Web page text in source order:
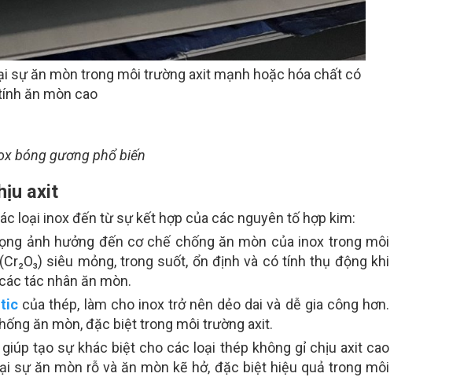
sự ăn mòn trong môi trường axit mạnh hoặc hóa chất có
ăn mòn cao
bóng gương phổ biến
axit
loại inox đến từ sự kết hợp của các nguyên tố hợp kim:
ảnh hưởng đến cơ chế chống ăn mòn của inox trong môi
siêu mỏng, trong suốt, ổn định và có tính thụ động khi
tác nhân ăn mòn.
của thép, làm cho inox trở nên dẻo dai và dễ gia công hơn.
ăn mòn, đặc biệt trong môi trường axit.
tạo sự khác biệt cho các loại thép không gỉ chịu axit cao
sự ăn mòn rỗ và ăn mòn kẽ hở, đặc biệt hiệu quả trong môi